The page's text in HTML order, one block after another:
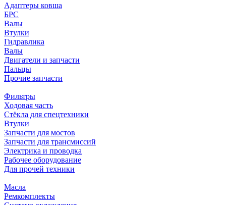
Адаптеры ковша
БРС
Валы
Втулки
Гидравлика
Валы
Двигатели и запчасти
Пальцы
Прочие запчасти
Фильтры
Ходовая часть
Стёкла для спецтехники
Втулки
Запчасти для мостов
Запчасти для трансмиссий
Электрика и проводка
Рабочее оборудование
Для прочей техники
Масла
Ремкомплекты